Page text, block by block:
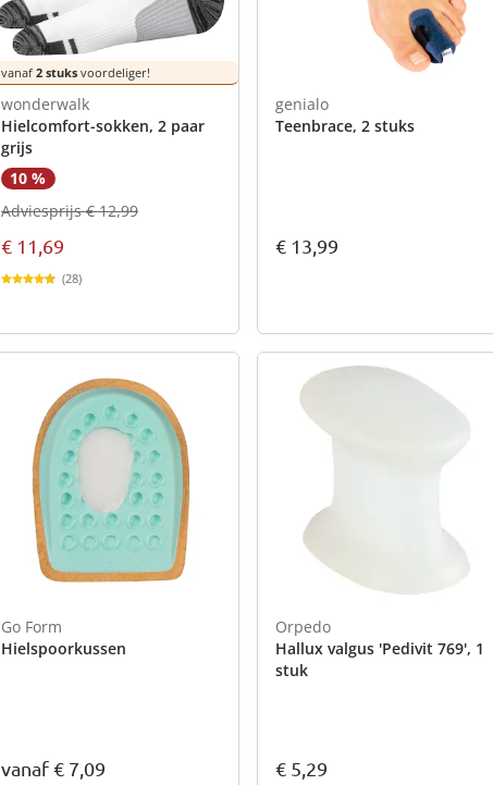
vanaf 2 stuks voordeliger!
wonderwalk
Hielcomfort-sokken, 2 paar
grijs
10 %
€ 11,69
Adviesprijs € 12,99
(28)
genialo
Teenbrace, 2 stuks
€ 13,99
Go Form
Hielspoorkussen
vanaf€ 7,09
Orpedo
Hallux valgus 'Pedivit 769', 1
stuk
€ 5,29